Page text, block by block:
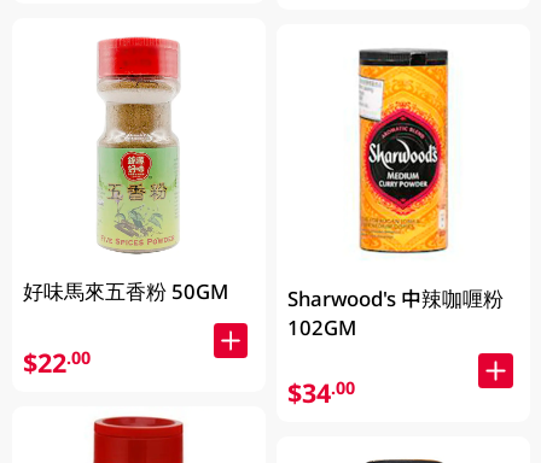
好味馬來五香粉 50GM
$22.00
Sharwood's 中辣咖喱粉
102GM
$34.00